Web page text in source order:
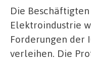
Die
Elektroindustrie
Forderungen der
verleihen. Die